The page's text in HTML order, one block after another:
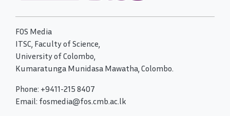
FOS Media
ITSC, Faculty of Science,
University of Colombo,
Kumaratunga Munidasa Mawatha, Colombo.
Phone: +9411-215 8407
Email: fosmedia@fos.cmb.ac.lk